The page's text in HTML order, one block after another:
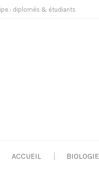
: diplomés & étudiants
ACCUEIL BIOLOGIE